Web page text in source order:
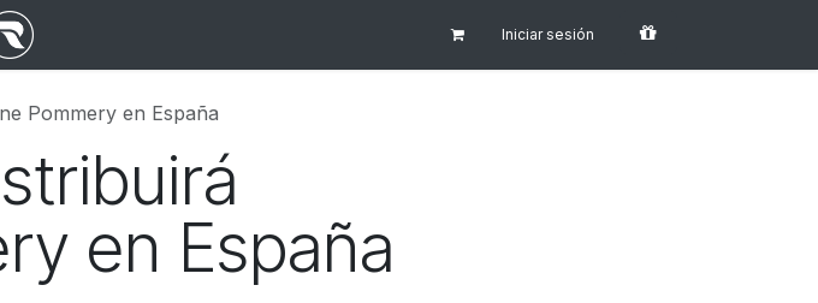
Iniciar sesión
Pommery en España
en España